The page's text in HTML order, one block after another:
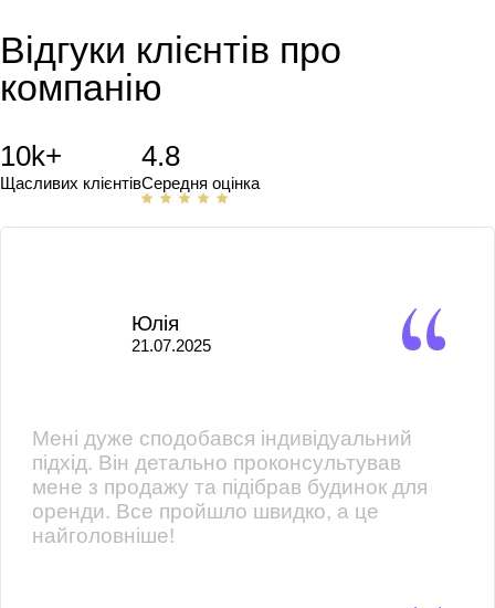
Відгуки клієнтів про
компанію
10k+
Щасливих клієнтів
4.8
Середня оцінка
Юлія
21.07.2025
Мені дуже сподобався індивідуальний
підхід. Він детально проконсультував
мене з продажу та підібрав будинок для
оренди. Все пройшло швидко, а це
найголовніше!